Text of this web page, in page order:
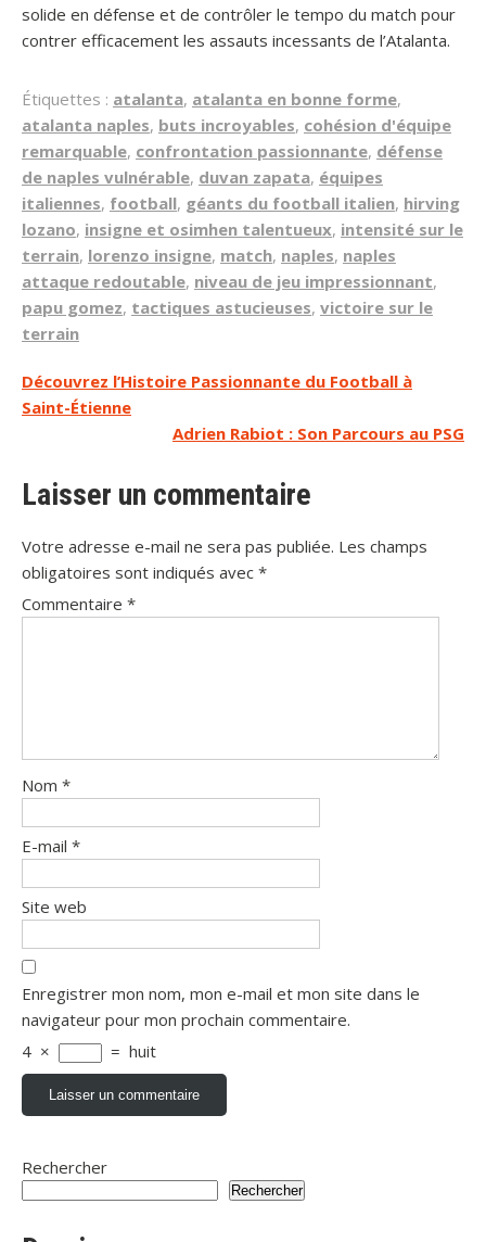
solide en défense et de contrôler le tempo du match pour
contrer efficacement les assauts incessants de l’Atalanta.
Étiquettes : atalanta, atalanta en bonne forme,
atalanta naples, buts incroyables, cohésion d'équipe
remarquable, confrontation passionnante, défense
de naples vulnérable, duvan zapata, équipes
italiennes, football, géants du football italien, hirving
lozano, insigne et osimhen talentueux, intensité sur le
terrain, lorenzo insigne, match, naples, naples
attaque redoutable, niveau de jeu impressionnant,
papu gomez, tactiques astucieuses, victoire sur le
terrain
Navigation
de
Découvrez l’Histoire Passionnante du Football à
Saint-Étienne
Adrien Rabiot : Son Parcours au PSG
Laisser un commentaire
Votre adresse e-mail ne sera pas publiée. Les champs
obligatoires sont indiqués avec *
Commentaire *
Nom *
E-mail *
Site web
Enregistrer mon nom, mon e-mail et mon site dans le
navigateur pour mon prochain commentaire.
4 × = huit
Rechercher
Rechercher